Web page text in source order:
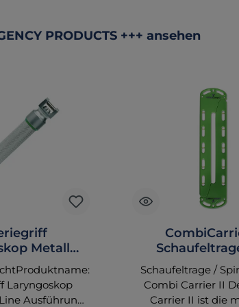
PRODUCTS +++ ansehen
Metall
schmal
Laryngoskop
Ausführung:
Spineboard mit
Schaufeltrage /
Combi Carrier II
Carrier II ist die